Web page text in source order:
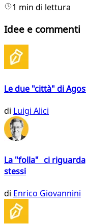
1 min di lettura
Idee e commenti
Le due "città" di
di Luigi Alici
La "folla" ci
stessi
di Enrico Giovannini